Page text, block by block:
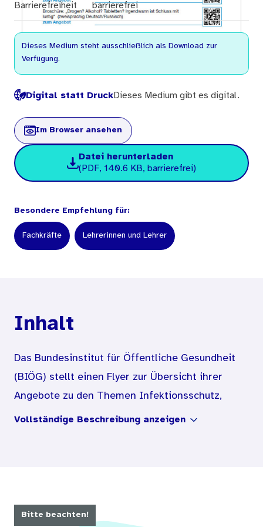
Barrierefreiheit barrierefrei
Dieses Medium steht ausschließlich als Download zur
Verfügung.
Digital statt DruckDieses Medium gibt es digital.
Im Browser ansehen
Datei herunterladen
(PDF, 140.6 KB, barrierefrei)
Besondere Empfehlung für:
Fachkräfte Lehrerinnen und Lehrer
Inhalt
Das Bundesinstitut für Öffentliche Gesundheit
(BIÖG) stellt einen Flyer zur Übersicht ihrer
Angebote zu den Themen Infektionsschutz,
sexueller Gesundheit, Suchtvorbeugung und
Vollständige Beschreibung anzeigen
Bitte beachten!